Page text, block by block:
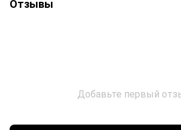
Отзывы
Добавьте первый